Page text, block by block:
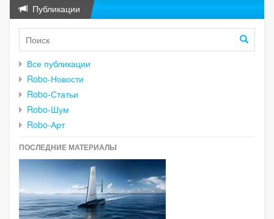
Публикации
Все публикации
Robo-Новости
Robo-Статьи
Robo-Шум
Robo-Арт
ПОСЛЕДНИЕ МАТЕРИАЛЫ